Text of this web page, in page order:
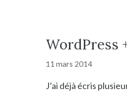
WordPress
11 mars 2014
J’ai déjà écris